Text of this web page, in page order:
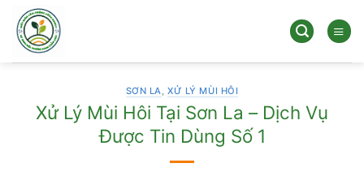
qua
dung
SƠN LA,XỬ LÝ MÙI HÔI
Xử Lý Mùi Hôi Tại Sơn La – Dịch Vụ
Được Tin Dùng Số 1